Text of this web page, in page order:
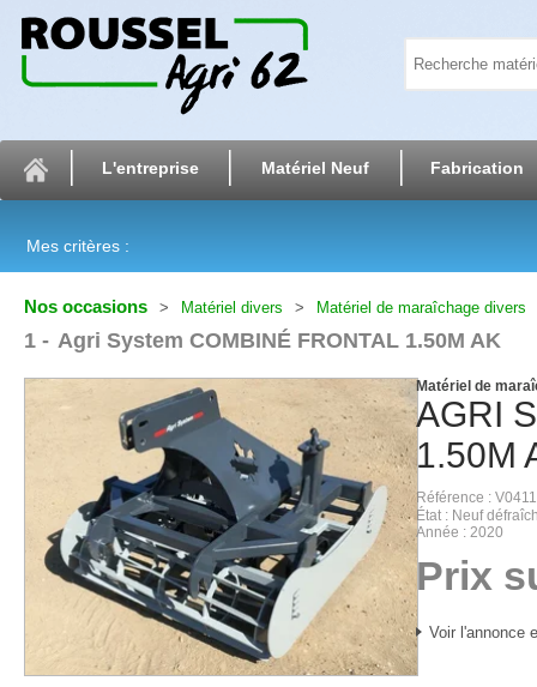
L'entreprise Matériel Neuf Fabrication
Mes critères :
Nos occasions Matériel divers Matériel de maraîchage divers
1 Agri System COMBINÉ FRONTAL 1.50M AK
AGRI
1.50M
Matériel de
Référence
État
Neuf
Année
2020
Prix
Voir l'annonce